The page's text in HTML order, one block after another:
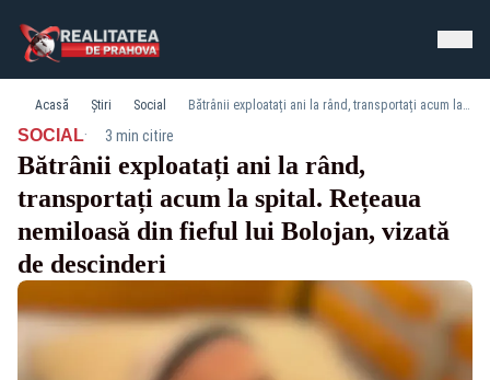
Acasă Știri Social Bătrânii exploatați ani la rând, transportați acum la spital. Rețeaua nemiloasă din fieful lui Bolojan, vizată de descinderi
SOCIAL· 3 min citire
Bătrânii exploatați ani la rând,
transportați acum la spital. Rețeaua
nemiloasă din fieful lui Bolojan, vizată
de descinderi